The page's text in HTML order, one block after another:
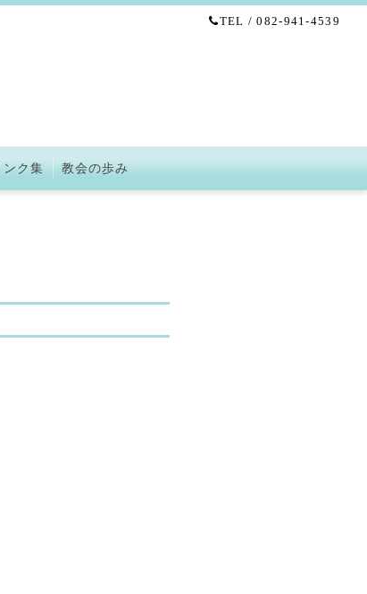
TEL / 082-941-4539
ンク集 教会の歩み